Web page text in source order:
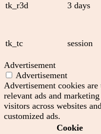
tk_r3d 3 days
tk_tc session
Advertisement
Advertisement
Advertisement cookies
relevant ads and
visitors across websites
customized ads.
Cookie